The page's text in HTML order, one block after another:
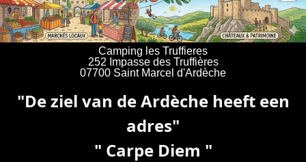
Camping les Truffieres
252 Impasse des Truffières
07700 Saint Marcel d'Ardèche
"De ziel van de Ardèche heeft een
adres"
" Carpe Diem "